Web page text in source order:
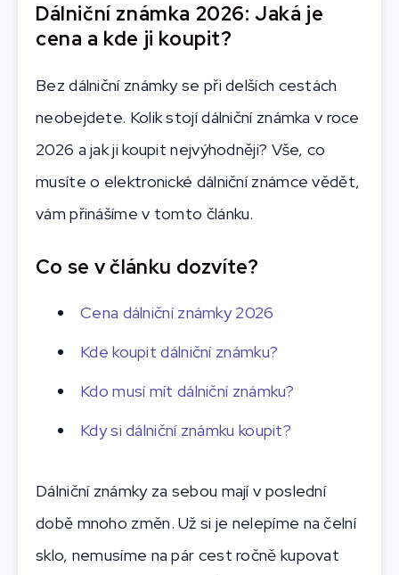
Dálniční známka 2026: Jaká je
cena a kde ji koupit?
Bez dálniční známky se při delších cestách
neobejdete. Kolik stojí dálniční známka v roce
2026 a jak ji koupit nejvýhodněji? Vše, co
musíte o elektronické dálniční známce vědět,
vám přinášíme v tomto článku.
Co se v článku dozvíte?
Cena dálniční známky 2026
Kde koupit dálniční známku?
Kdo musí mít dálniční známku?
Kdy si dálniční známku koupit?
Dálniční známky za sebou mají v poslední
době mnoho změn. Už si je nelepíme na čelní
sklo, nemusíme na pár cest ročně kupovat